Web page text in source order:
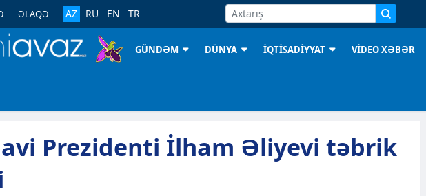
ƏLAQƏ AZ RU EN TR
GÜNDƏM DÜNYA İQTİSADİYYAT VİDEO XƏBƏR
Prezidenti İlham Əliyevi təbrik